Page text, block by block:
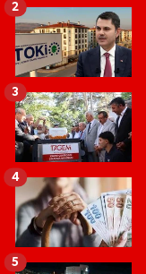
2
3
4
5